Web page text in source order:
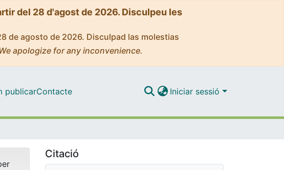
del 28 d'agost de 2026. Disculpeu les
de agosto de 2026. Disculpad las molestias
apologize for any inconvenience.
publicarContacte Iniciar sessió
Citació